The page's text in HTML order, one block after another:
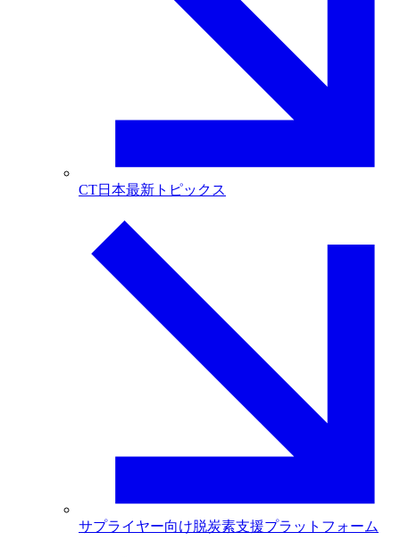
CT日本最新トピックス
サプライヤー向け脱炭素支援プラットフォーム